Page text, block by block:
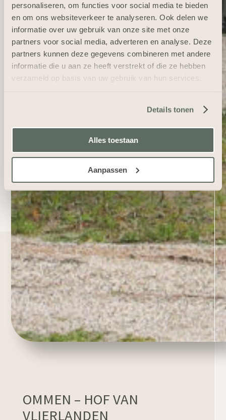
personaliseren, om functies voor social media te bieden
en om ons websiteverkeer te analyseren. Ook delen we
informatie over uw gebruik van onze site met onze
partners voor social media, adverteren en analyse. Deze
partners kunnen deze gegevens combineren met andere
informatie die u aan ze heeft verstrekt of die ze hebben
verzameld op basis van uw gebruik van hun services.
Details tonen
Alles toestaan
Aanpassen
OMMEN – HOF VAN
VLIERLANDEN